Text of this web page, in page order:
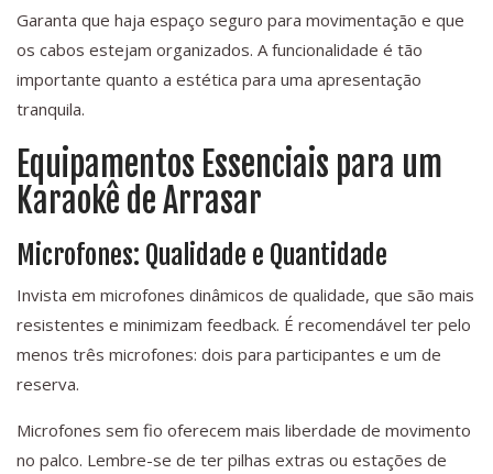
Garanta que haja espaço seguro para movimentação e que
os cabos estejam organizados. A funcionalidade é tão
importante quanto a estética para uma apresentação
tranquila.
Equipamentos Essenciais para um
Karaokê de Arrasar
Microfones: Qualidade e Quantidade
Invista em microfones dinâmicos de qualidade, que são mais
resistentes e minimizam feedback. É recomendável ter pelo
menos três microfones: dois para participantes e um de
reserva.
Microfones sem fio oferecem mais liberdade de movimento
no palco. Lembre-se de ter pilhas extras ou estações de